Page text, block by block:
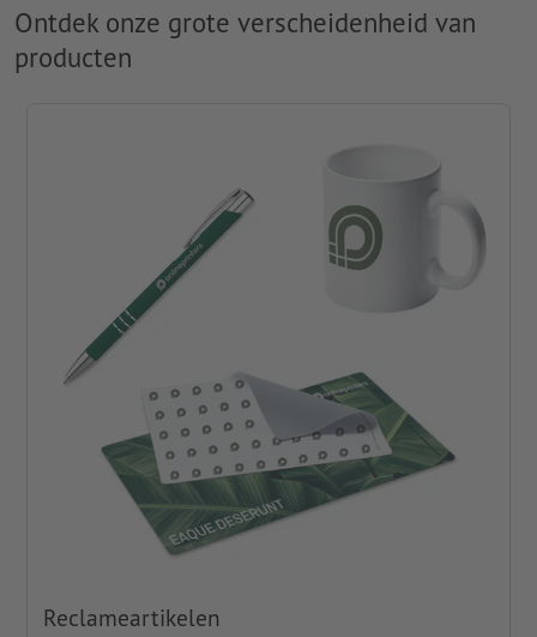
Ontdek onze grote verscheidenheid van
producten
Reclameartikelen